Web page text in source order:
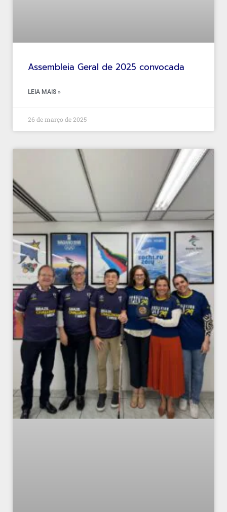
Assembleia Geral de 2025 convocada
LEIA MAIS »
26 de março de 2025